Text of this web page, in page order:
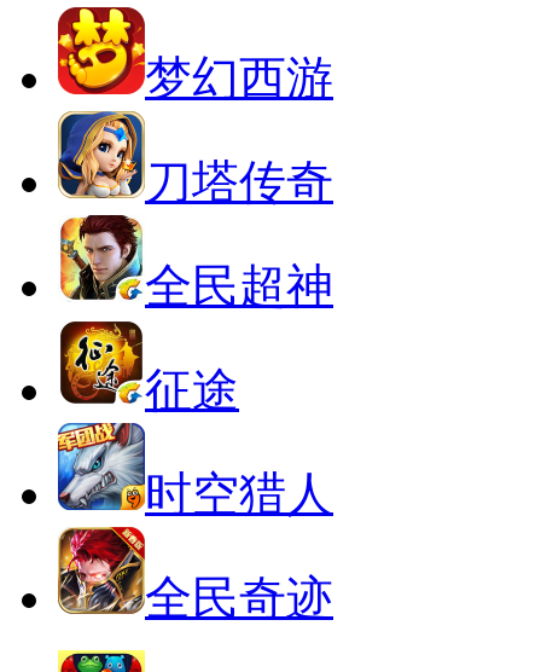
梦幻西游
刀塔传奇
全民超神
征途
时空猎人
全民奇迹